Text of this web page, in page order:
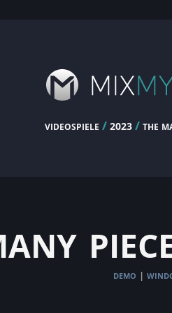
videospiele / 2023 /the
demo |